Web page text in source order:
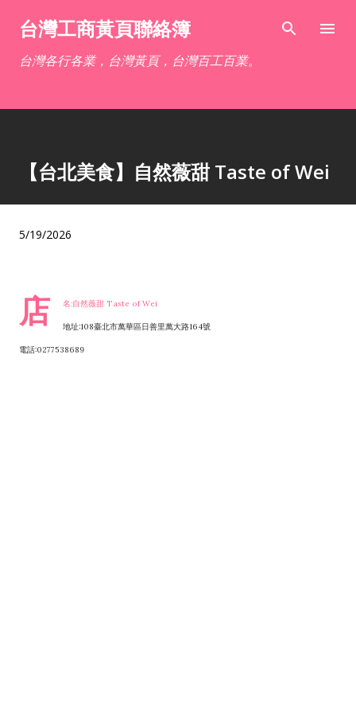
跳到主要內容
台灣工商黃頁聯絡簿
台灣各行各業，台灣黃頁，台灣百工百業。
【台北美食】自然薇甜 Taste of Wei
5/19/2026
店 名:自然薇甜 Taste of Wei
地址:108臺北市萬華區日善里萬大路164號
電話:0277538689